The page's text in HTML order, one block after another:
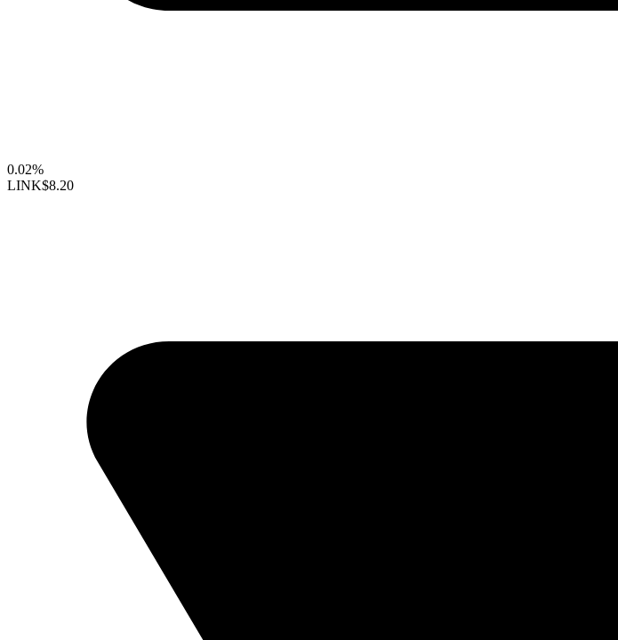
0.02%
LINK$8.20